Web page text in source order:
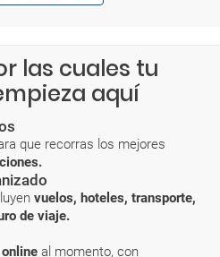
las cuales tu
aquí
que recorras los mejores
vuelos, hoteles, transporte,
de viaje.
online al momento, con